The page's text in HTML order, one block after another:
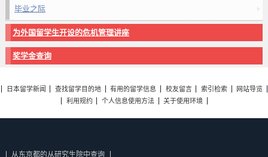
毕业之际
为外国留学生开设的危机管理讲座
奖学金查询
日本留学新闻 查找留学目的地 有用的留学信息 校友留言 索引检索
网站导览
利用规约
个人信息使用方法 关于使用环境
从东京都的从研究生院中查询